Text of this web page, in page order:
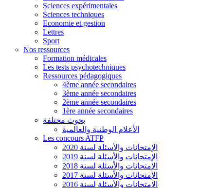
Sciences expérimentales
Sciences techniques
Economie et gestion
Lettres
Sport
Nos ressources
Formation médicales
Les tests psychotechniques
Ressources pédagogiques
4ème année secondaires
3ème année secondaires
2ème année secondaires
1ère année secondaires
بحوث مختلفة
الأعلام الوطنية والعالمية
Les concours ATFP
الإمتحانات والأسئلة لسنة 2020
الإمتحانات والأسئلة لسنة 2019
الإمتحانات والأسئلة لسنة 2018
الإمتحانات والأسئلة لسنة 2017
الإمتحانات والأسئلة لسنة 2016